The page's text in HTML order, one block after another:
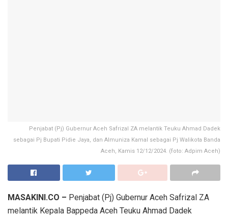
Penjabat (Pj) Gubernur Aceh Safrizal ZA melantik Teuku Ahmad Dadek
sebagai Pj Bupati Pidie Jaya, dan Almuniza Kamal sebagai Pj Walikota Banda
Aceh, Kamis 12/12/2024. (foto: Adpim Aceh)
MASAKINI.CO – Penjabat (Pj) Gubernur Aceh Safrizal ZA
melantik Kepala Bappeda Aceh Teuku Ahmad Dadek